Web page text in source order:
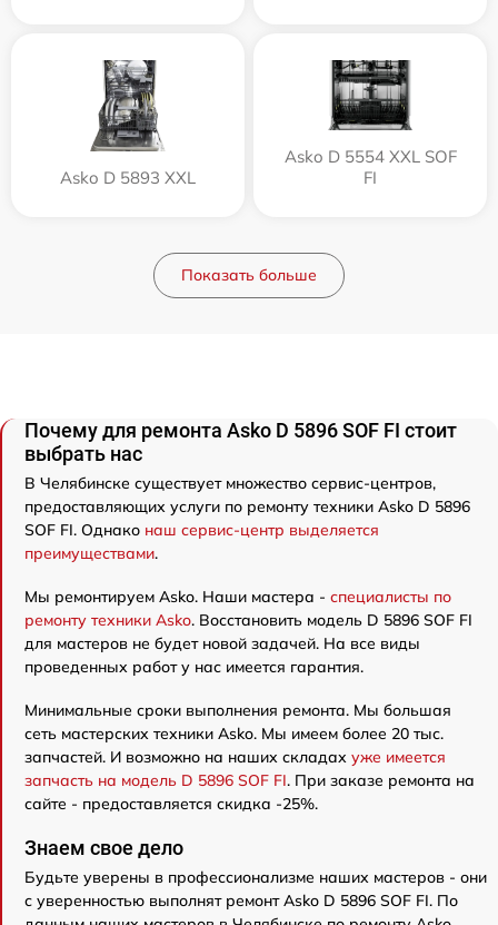
Asko D 5893 XXL
Asko D 5554 XXL SOF
FI
Показать больше
Почему для ремонта Asko D 5896 SOF FI стоит
выбрать нас
В Челябинске существует множество сервис-центров,
предоставляющих услуги по ремонту техники Asko D 5896
SOF FI. Однако наш сервис-центр выделяется
преимуществами.
Мы ремонтируем Asko. Наши мастера - специалисты по
ремонту техники Asko. Восстановить модель D 5896 SOF FI
для мастеров не будет новой задачей. На все виды
проведенных работ у нас имеется гарантия.
Минимальные сроки выполнения ремонта. Мы большая
сеть мастерских техники Asko. Мы имеем более 20 тыс.
запчастей. И возможно на наших складах уже имеется
запчасть на модель D 5896 SOF FI. При заказе ремонта на
сайте - предоставляется скидка -25%.
Знаем свое дело
Будьте уверены в профессионализме наших мастеров - они
с уверенностью выполнят ремонт Asko D 5896 SOF FI. По